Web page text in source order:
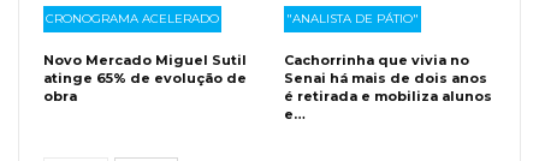
CRONOGRAMA ACELERADO
Novo Mercado Miguel Sutil
atinge 65% de evolução de
obra
"ANALISTA DE PÁTIO"
Cachorrinha que vivia no
Senai há mais de dois anos
é retirada e mobiliza alunos
e…